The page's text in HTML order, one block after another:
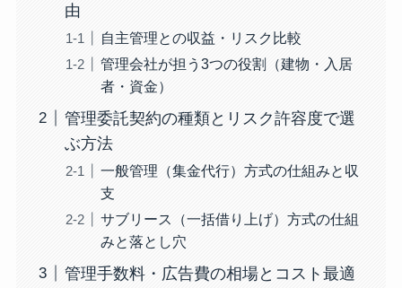
由
自主管理との収益・リスク比較
管理会社が担う3つの役割（建物・入居
者・資金）
管理委託契約の種類とリスク許容度で選
ぶ方法
一般管理（集金代行）方式の仕組みと収
支
サブリース（一括借り上げ）方式の仕組
みと落とし穴
管理手数料・広告費の相場とコスト最適